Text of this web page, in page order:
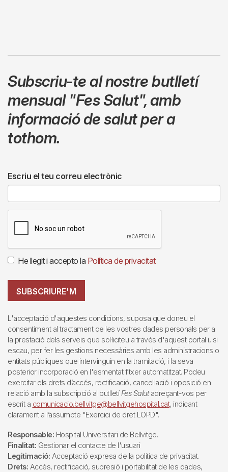
Subscriu-te al nostre butlletí
mensual "Fes Salut",amb
informació de salut per a
tothom.
Escriu el teu correu electrònic
He llegit i accepto la Política de privacitat
SUBSCRIURE'M
L'acceptació d'aquestes condicions, suposa que doneu el
consentiment al tractament de les vostres dades personals per a
la prestació dels serveis que sol·liciteu a través d'aquest portal i, si
escau, per fer les gestions necessàries amb les administracions o
entitats públiques que intervinguin en la tramitació, i la seva
posterior incorporació en l'esmentat fitxer automatitzat. Podeu
exercitar els drets d’accés, rectificació, cancel·lació i oposició en
relació amb la subscripció al butlletí Fes Salutadreçant-vos per
escrit a comunicacio.bellvitge@bellvitgehospital.cat, indicant
clarament a l’assumpte "Exercici de dret LOPD".
Responsable: Hospital Universitari de Bellvitge.
Finalitat: Gestionar el contacte de l'usuari
Legitimació: Acceptació expresa de la política de privacitat.
Drets: Accés, rectificació, supresió i portabilitat de les dades,